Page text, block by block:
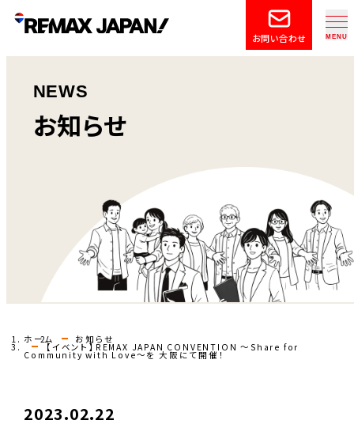
お問い合わせ
NEWS
お知らせ
ホーム お知らせ
【イベント】REMAX JAPAN CONVENTION ～Share for
Community with Love～を 大阪にて開催！
2023.02.22